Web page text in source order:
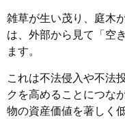
雑草が生い茂り、庭木
は、外部から見て「空
ます。
これは不法侵入や不法
クを高めることにつな
物の資産価値を著しく